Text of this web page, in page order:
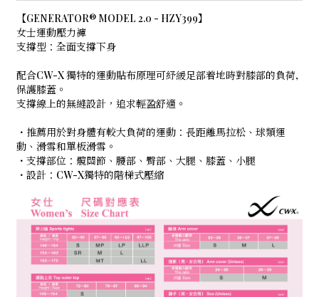
【GENERATOR® MODEL 2.0 - HZY399】
女士運動壓力褲
支撐型：全面支撐下身
配合CW-X 獨特的運動貼布原理可紓緩足部着地時對膝部的負荷,
保護膝蓋。
支撐線上的無縫設計，追求輕盈舒適。
・推薦用於對身體有較大負荷的運動：長距離馬拉松、球類運
動、滑雪和單板滑雪。
・支撐部位：髖關節、腰部、臀部、大腿、膝蓋、小腿
・設計：CW-X獨特的階梯式壓縮